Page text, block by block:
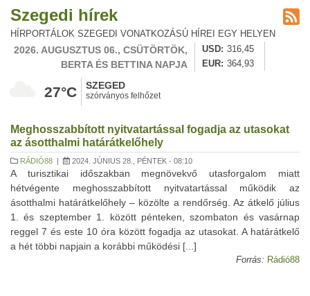
Szegedi hírek
HÍRPORTÁLOK SZEGEDI VONATKOZÁSÚ HÍREI EGY HELYEN
2026. AUGUSZTUS 06., CSÜTÖRTÖK,
BERTA ÉS BETTINA NAPJA
USD
316,45
EUR
364,93
27°C SZEGED
szórványos felhőzet
Meghosszabbított nyitvatartással fogadja az utasokat
az ásotthalmi határátkelőhely
RÁDIÓ88 | 2024. JÚNIUS 28., PÉNTEK - 08:10
A turisztikai időszakban megnövekvő utasforgalom miatt
hétvégente meghosszabbított nyitvatartással működik az
ásotthalmi határátkelőhely – közölte a rendőrség. Az átkelő július
1. és szeptember 1. között pénteken, szombaton és vasárnap
reggel 7 és este 10 óra között fogadja az utasokat. A határátkelő
a hét többi napjain a korábbi működési [...]
Forrás: Rádió88